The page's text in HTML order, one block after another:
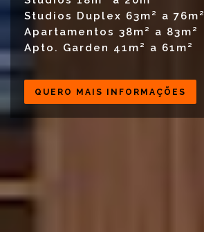
Studios Duplex 63m² a 76m²
Apartamentos 38m² a 83m²
Apto. Garden 41m² a 61m²
QUERO MAIS INFORMAÇÕES